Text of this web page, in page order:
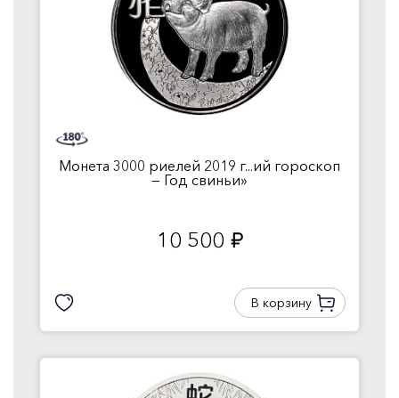
Монета 3000 риелей 2019 г...ий гороскоп
— Год свиньи»
10 500 руб.
В корзину